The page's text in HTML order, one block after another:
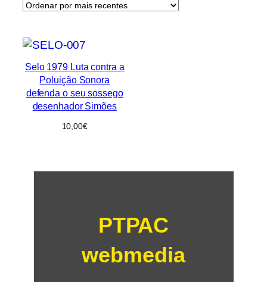
Selo 1979 Luta contra a
Poluição Sonora
defenda o seu sossego
desenhador Simões
10,00€
PTPAC
webmedia